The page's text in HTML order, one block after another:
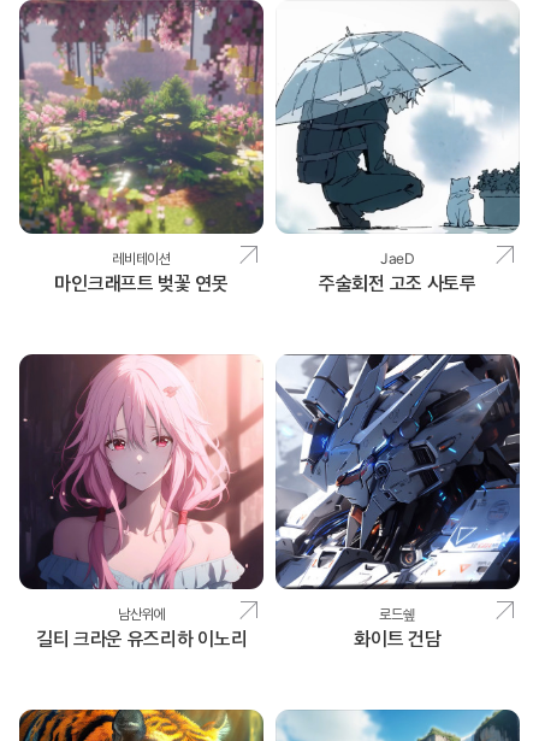
레비테이션
마인크래프트 벚꽃 연못
JaeD
주술회전 고조 사토루
남산위에
길티 크라운 유즈리하 이노리
로드쉪
화이트 건담